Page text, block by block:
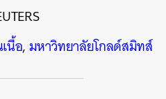
นื้อ,มหาวิทยาลัยโกลด์สมิทส์